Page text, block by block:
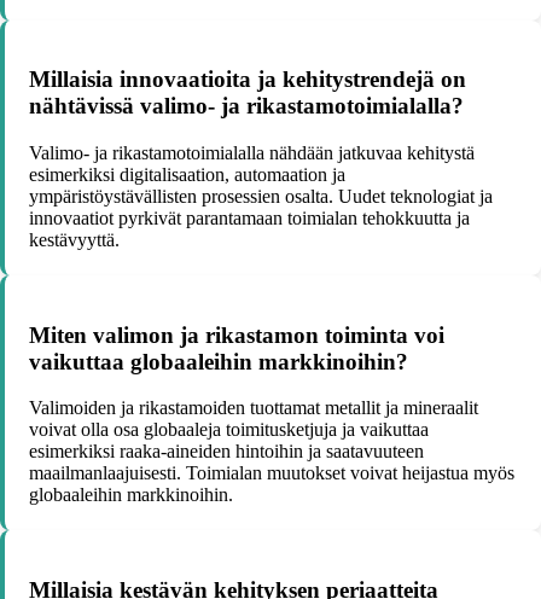
Millaisia innovaatioita ja kehitystrendejä on
nähtävissä valimo- ja rikastamotoimialalla?
Valimo- ja rikastamotoimialalla nähdään jatkuvaa kehitystä
esimerkiksi digitalisaation, automaation ja
ympäristöystävällisten prosessien osalta. Uudet teknologiat ja
innovaatiot pyrkivät parantamaan toimialan tehokkuutta ja
kestävyyttä.
Miten valimon ja rikastamon toiminta voi
vaikuttaa globaaleihin markkinoihin?
Valimoiden ja rikastamoiden tuottamat metallit ja mineraalit
voivat olla osa globaaleja toimitusketjuja ja vaikuttaa
esimerkiksi raaka-aineiden hintoihin ja saatavuuteen
maailmanlaajuisesti. Toimialan muutokset voivat heijastua myös
globaaleihin markkinoihin.
Millaisia kestävän kehityksen periaatteita